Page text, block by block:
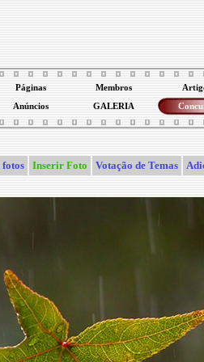
Páginas Membros
Anúncios GALERIA
fotos
Inserir Foto Votação de Temas